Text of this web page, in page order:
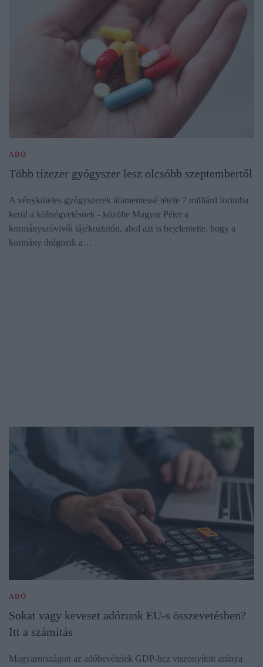
ADÓ
Több tízezer gyógyszer lesz olcsóbb szeptembertől
A vényköteles gyógyszerek áfamentessé tétele 7 milliárd forintba
kerül a költségvetésnek - közölte Magyar Péter a
kormányszóvivői tájékoztatón, ahol azt is bejelentette, hogy a
kormány dolgozik a…
ADÓ
Sokat vagy keveset adózunk EU-s összevetésben?
Itt a számítás
Magyarországon az adóbevételek GDP-hez viszonyított aránya